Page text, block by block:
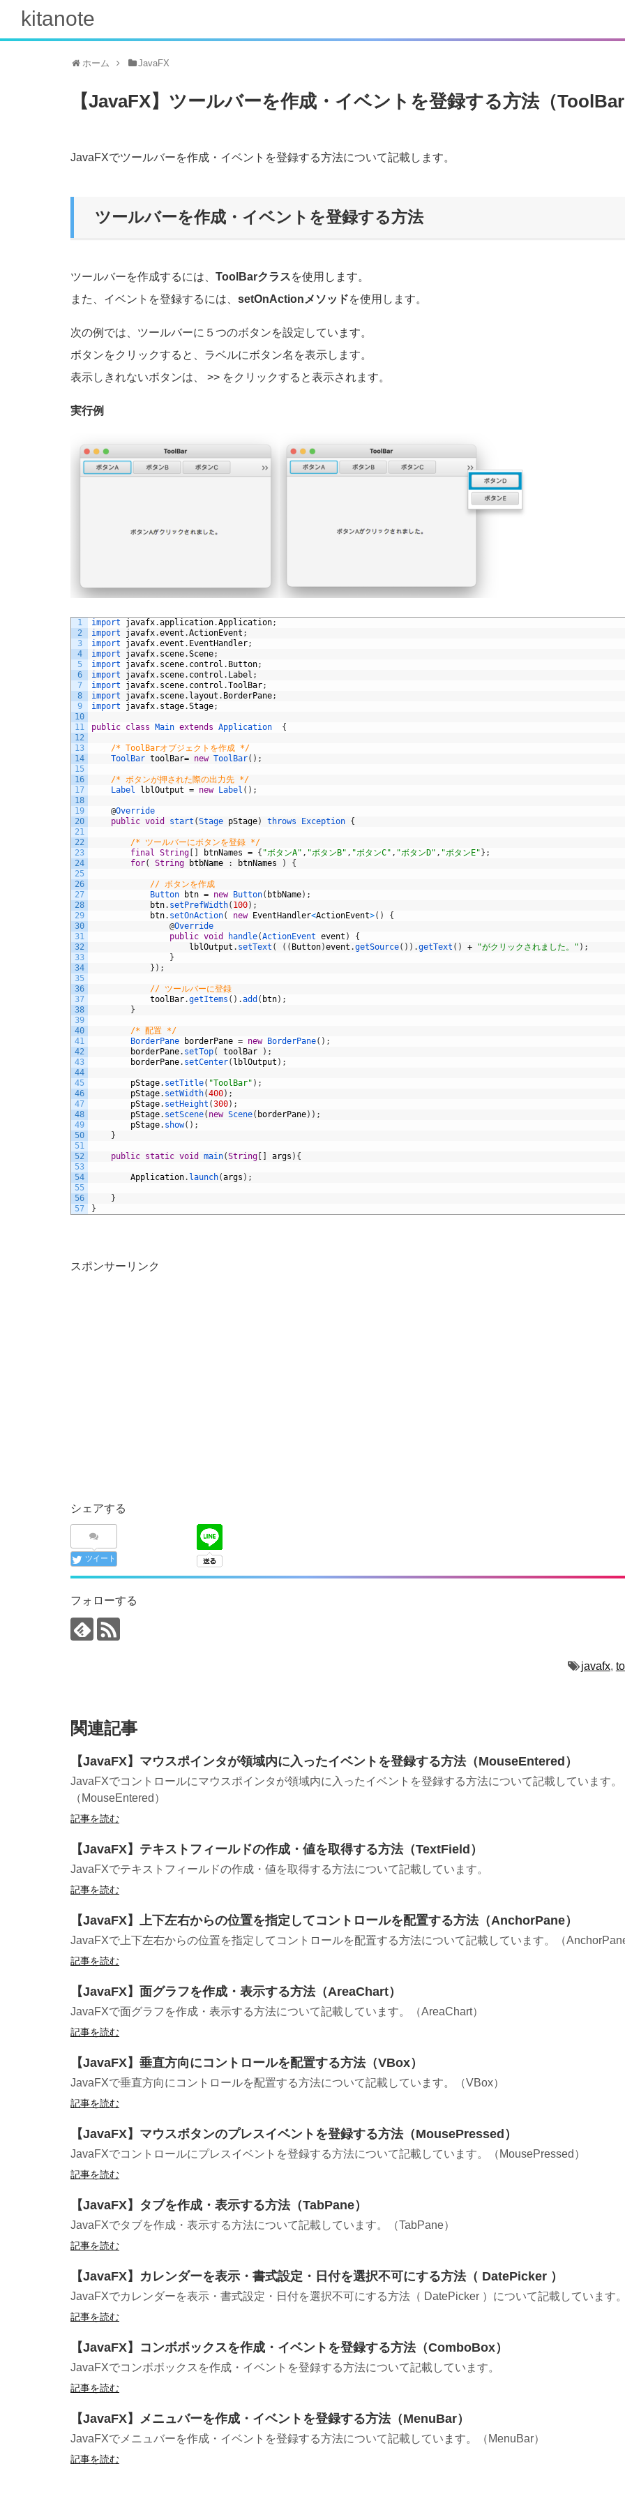
kitanote
ホーム JavaFX
【JavaFX】ツールバーを作成・イベントを登録する方法（
JavaFXでツールバーを作成・イベントを登録する方法について記載します。
ツールバーを作成・イベントを登録する方法
ツールバーを作成するには、 ToolBarクラスを使用します。
また、イベントを登録するには、 setOnActionメソッドを使用します。
次の例では、ツールバーに５つのボタンを設定しています。
ボタンをクリックすると、ラベルにボタン名を表示します。
表示しきれないボタンは、 >> をクリックすると表示されます。
実行例
1
2
3
4
5
6
7
8
9
10
11
12
13
14
15
16
17
18
19
20
21
22
23
24
25
26
27
28
29
30
31
32
33
34
35
36
37
38
39
40
41
42
43
44
45
46
47
48
49
50
51
52
53
54
55
56
57
import javafx.application.Application;
import javafx.event .ActionEvent ;
import javafx.event . EventHandler;
import javafx. scene.Scene;
import javafx. scene. control . Button;
import javafx. scene. control . Label ;
import javafx. scene. control .ToolBar;
import javafx. scene. layout . BorderPane;
import javafx. stage.Stage;
public class Main extends Application {
/* ToolBarオブジェクトを作成 */
ToolBar toolBar= new ToolBar( ) ;
/* ボタンが押された際の出力先 */
Label
lblOutput = new Label ( ) ;
@Override
public void start (Stage pStage) throws Exception {
/* ツールバーにボタンを登録 */
final String btnNames = { "ボタンA" , "ボタンB" , "ボタンC" , "ボタンD" , "ボタンE" } ;
for( String btbName : btnNames ) {
// ボタンを作成
Button
btn = new Button( btbName) ;
btn. setPrefWidth( 100) ;
btn. setOnAction( new EventHandler<ActionEvent>( )
{
@Override
public void handle(ActionEvent event )
{
lblOutput . setText ( ( ( Button)event .getSource( ) ) .getText ( ) + "がクリックされました。" ) ;
}
} ) ;
// ツールバーに登録
toolBar.getItems ( ) .add ( btn) ;
}
/* 配置 */
BorderPane
borderPane = new BorderPane( ) ;
borderPane. setTop( toolBar ) ;
borderPane. setCenter( lblOutput ) ;
pStage. setTitle( "ToolBar" ) ;
pStage. setWidth(400) ;
pStage. setHeight (300) ;
pStage. setScene( new Scene( borderPane) ) ;
pStage. show( ) ;
}
public static void main(String args ) {
Application. launch(args ) ;
}
}
スポンサーリンク
シェアする
ツイート
フォローする
javafx,
関連記事
【JavaFX】マウスポインタが領域内に入ったイベントを登録する方法（MouseEntered）
JavaFXでコントロールにマウスポインタが領域内に入ったイベントを登録する方法について記載しています。
（MouseEntered）
記事を読む
【JavaFX】テキストフィールドの作成・値を取得する方法（TextField）
JavaFXでテキストフィールドの作成・値を取得する方法について記載しています。
記事を読む
【JavaFX】上下左右からの位置を指定してコントロールを配置する方法（AnchorPane）
JavaFXで上下左右からの位置を指定してコントロールを配置する方法について記載しています。（
記事を読む
【JavaFX】面グラフを作成・表示する方法（AreaChart）
JavaFXで面グラフを作成・表示する方法について記載しています。（AreaChart）
記事を読む
【JavaFX】垂直方向にコントロールを配置する方法（VBox）
JavaFXで垂直方向にコントロールを配置する方法について記載しています。（VBox）
記事を読む
【JavaFX】マウスボタンのプレスイベントを登録する方法（MousePressed）
JavaFXでコントロールにプレスイベントを登録する方法について記載しています。（MousePressed）
記事を読む
【JavaFX】タブを作成・表示する方法（TabPane）
JavaFXでタブを作成・表示する方法について記載しています。（TabPane）
記事を読む
【JavaFX】カレンダーを表示・書式設定・日付を選択不可にする方法（ DatePicker ）
JavaFXでカレンダーを表示・書式設定・日付を選択不可にする方法（ DatePicker ）について記載しています
記事を読む
【JavaFX】コンボボックスを作成・イベントを登録する方法（ComboBox）
JavaFXでコンボボックスを作成・イベントを登録する方法について記載しています。
記事を読む
【JavaFX】メニュバーを作成・イベントを登録する方法（MenuBar）
JavaFXでメニュバーを作成・イベントを登録する方法について記載しています。（MenuBar）
記事を読む